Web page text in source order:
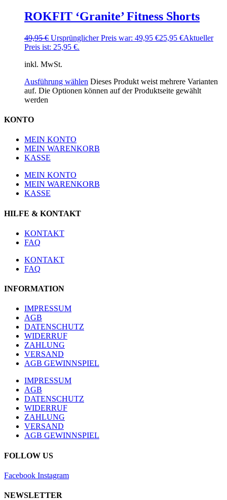
ROKFIT ‘Granite’ Fitness Shorts
49,95€ Ursprünglicher Preis war: 49,95 €25,95 €Aktueller
Preis ist: 25,95 €.
inkl. MwSt.
Ausführung wählen Dieses Produkt weist mehrere Varianten
auf. Die Optionen können auf der Produktseite gewählt
werden
KONTO
MEIN KONTO
MEIN WARENKORB
KASSE
MEIN KONTO
MEIN WARENKORB
KASSE
HILFE & KONTAKT
KONTAKT
FAQ
KONTAKT
FAQ
INFORMATION
IMPRESSUM
AGB
DATENSCHUTZ
WIDERRUF
ZAHLUNG
VERSAND
AGB GEWINNSPIEL
IMPRESSUM
AGB
DATENSCHUTZ
WIDERRUF
ZAHLUNG
VERSAND
AGB GEWINNSPIEL
FOLLOW US
Facebook Instagram
NEWSLETTER